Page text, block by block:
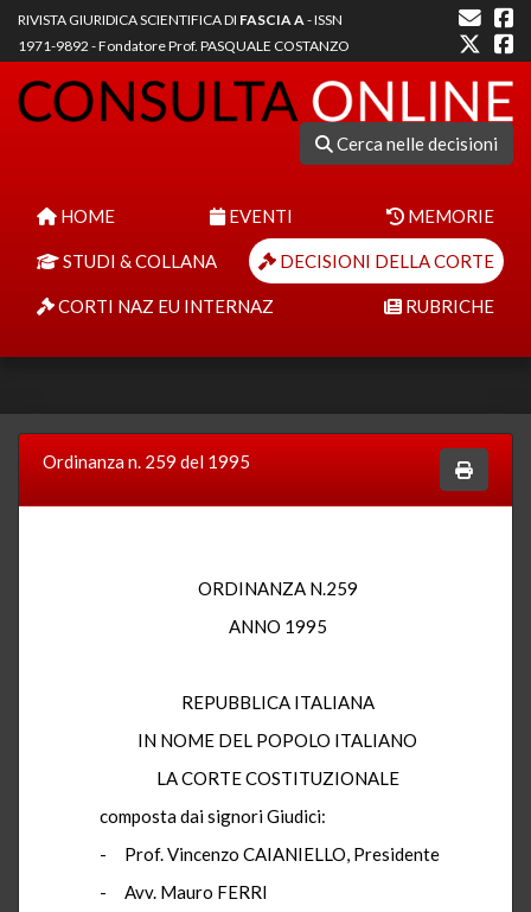
RIVISTA GIURIDICA SCIENTIFICA DI FASCIA A- ISSN
1971-9892 - Fondatore Prof. PASQUALE COSTANZO
Cerca nelle decisioni
HOME EVENTI MEMORIE
STUDI & COLLANA DECISIONI DELLA CORTE
CORTI NAZ EU INTERNAZ RUBRICHE
Ordinanza n. 259 del 1995
ORDINANZA N.259
ANNO 1995
REPUBBLICA ITALIANA
IN NOME DEL POPOLO ITALIANO
LA CORTE COSTITUZIONALE
composta dai signori Giudici:
- Prof. Vincenzo CAIANIELLO, Presidente
- Avv. Mauro FERRI